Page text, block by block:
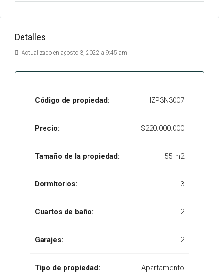
Detalles
Actualizado en agosto 3, 2022 a 9:45 am
Código de propiedad: HZP3N3007
Precio: $220.000.000
Tamaño de la propiedad: 55 m2
Dormitorios: 3
Cuartos de baño: 2
Garajes: 2
Tipo de propiedad: Apartamento